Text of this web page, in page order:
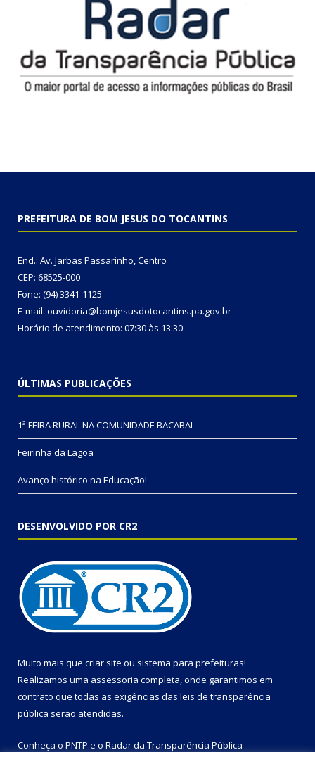
PREFEITURA DE BOM JESUS DO TOCANTINS
End.: Av. Jarbas Passarinho, Centro
CEP: 68525-000
Fone: (94) 3341-1125
E-mail: ouvidoria@bomjesusdotocantins.pa.gov.br
Horário de atendimento: 07:30 às 13:30
ÚLTIMAS PUBLICAÇÕES
1ª FEIRA RURAL NA COMUNIDADE BACABAL
Feirinha da Lagoa
Avanço histórico na Educação!
DESENVOLVIDO POR CR2
Muito mais que criar site ou sistema para prefeituras!
Realizamos uma assessoria completa, onde garantimos em
contrato que todas as exigências das leis de transparência
pública serão atendidas.
Conheça o PNTP e o Radar da Transparência Pública